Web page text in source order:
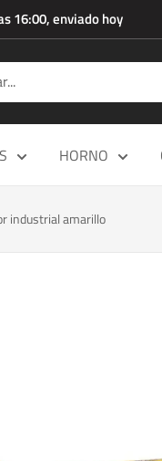
16:00, enviado hoy
HORNO
industrial amarillo